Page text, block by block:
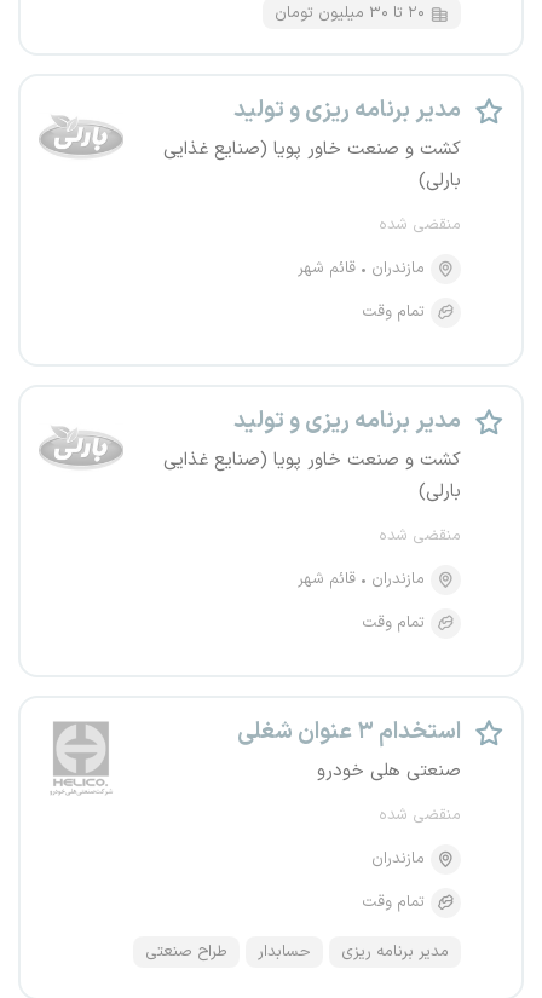
۲۰ تا ۳۰ میلیون تومان
مدیر برنامه ریزی و تولید
کشت و صنعت خاور پویا (صنایع غذایی
بارلی)
منقضی شده
مازندران
قائم شهر
تمام وقت
مدیر برنامه ریزی و تولید
کشت و صنعت خاور پویا (صنایع غذایی
بارلی)
منقضی شده
مازندران
قائم شهر
تمام وقت
استخدام ۳ عنوان شغلی
صنعتی هلی خودرو
منقضی شده
مازندران
تمام وقت
مدیر برنامه ریزی حسابدار طراح صنعتی